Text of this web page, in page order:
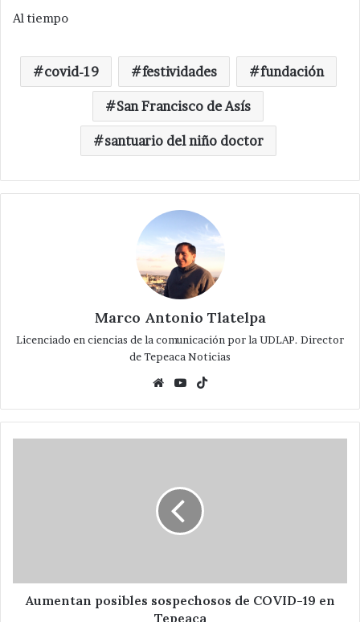
Al tiempo
covid-19 festividades fundación
San Francisco de Asís
santuario del niño doctor
Marco Antonio Tlatelpa
Licenciado en ciencias de la comunicación por la UDLAP. Director
de Tepeaca Noticias
WebsiteYouTube
Aumentan posibles sospechosos de COVID-19 en
Tepeaca